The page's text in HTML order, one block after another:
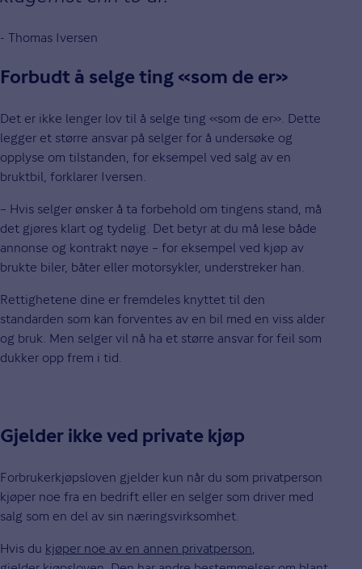
- Thomas Iversen
Forbudt å selge ting «som de er»
Det er ikke lenger lov til å selge ting «som de er». Dette
legger et større ansvar på selger for å undersøke og
opplyse om tilstanden, for eksempel ved salg av en
bruktbil, forklarer Iversen.
– Hvis selger ønsker å ta forbehold om tingens stand, må
det gjøres klart og tydelig. Det betyr at du må lese både
annonse og kontrakt nøye – for eksempel ved kjøp av
brukte biler, båter eller motorsykler, understreker han.
Rettighetene dine er fremdeles knyttet til den
standarden som kan forventes av en bil med en viss alder
og bruk. Men selger vil nå ha et større ansvar for feil som
dukker opp frem i tid.
Gjelder ikke ved private kjøp
Forbrukerkjøpsloven gjelder kun når du som privatperson
kjøper noe fra en bedrift eller en selger som driver med
salg som en del av sin næringsvirksomhet.
Hvis du kjøper noe av en annen privatperson